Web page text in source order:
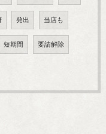
発出 当店も
短期間 要請解除